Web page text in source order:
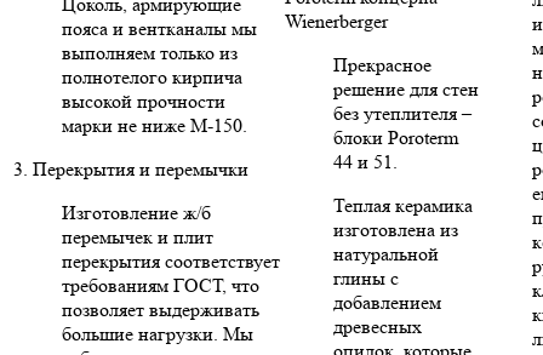
пояса и вентканалы мы
выполняем только из
полнотелого кирпича
высокой прочности
марки не ниже М-150.
3. Перекрытия и перемычки
Изготовление ж/б
перемычек и плит
перекрытия соответствует
требованиям ГОСТ, что
позволяет выдерживать
большие нагрузки. Мы
Wienerberger
Прекрасное
решение для стен
без утеплителя –
блоки Poroterm
44 и 51.
Теплая керамика
изготовлена из
натуральной
глины с
добавлением
древесных